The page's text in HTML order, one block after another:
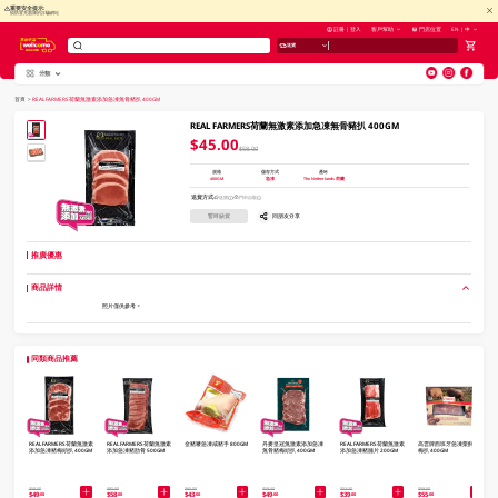
Valid Until 30 June 2026
重要安全提示:
慎防冒充惠康的詐騙網站
註冊 | 登入 客戶幫助 門店位置 EN | 中
送貨
分類
首頁 >REAL FARMERS荷蘭無激素添加急凍無骨豬扒 400GM
REAL FARMERS荷蘭無激素添加急凍無骨豬扒 400GM
$45.00$58.00
規格
400GM
儲存方式
急凍
產地
The Netherlands 荷蘭
送貨方式 送貨 門市自取
暫時缺貨 同朋友分享
推廣優惠
商品詳情
照片僅供參考。
同類商品推薦
REAL FARMERS荷蘭無激素
添加急凍豬梅頭扒 400GM
$58.00
$49.00
REAL FARMERS荷蘭無激素
添加急凍豬肋骨 500GM
$85.00
$58.00
金豬嘜急凍咸豬手 800GM
$65.00
$43.00
丹麥皇冠無激素添加急凍
無骨豬梅頭扒 400GM
$58.50
$49.00
REAL FARMERS荷蘭無激素
添加急凍豬腩片 200GM
$53.00
$39.00
高雲牌西班牙急凍栗飼豬
梅扒 400GM
$59.00
$55.00